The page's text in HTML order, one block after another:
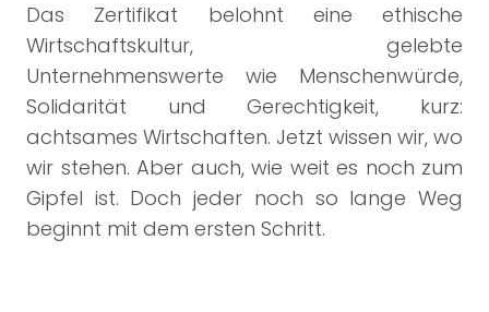
Das Zertifikat belohnt eine ethische
Wirtschaftskultur, gelebte
Unternehmenswerte wie Menschenwürde,
Solidarität und Gerechtigkeit, kurz:
achtsames Wirtschaften. Jetzt wissen wir, wo
wir stehen. Aber auch, wie weit es noch zum
Gipfel ist. Doch jeder noch so lange Weg
beginnt mit dem ersten Schritt.